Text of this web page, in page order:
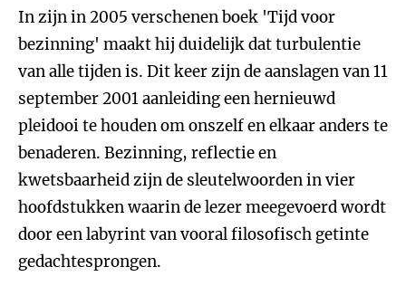
In zijn in 2005 verschenen boek 'Tijd voor
bezinning' maakt hij duidelijk dat turbulentie
van alle tijden is. Dit keer zijn de aanslagen van 11
september 2001 aanleiding een hernieuwd
pleidooi te houden om onszelf en elkaar anders te
benaderen. Bezinning, reflectie en
kwetsbaarheid zijn de sleutelwoorden in vier
hoofdstukken waarin de lezer meegevoerd wordt
door een labyrint van vooral filosofisch getinte
gedachtesprongen.